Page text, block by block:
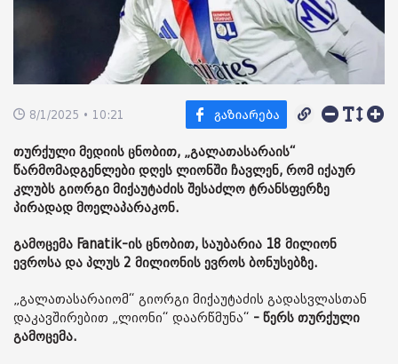
8/1/2025 • 10:21
თურქული მედიის ცნობით, „გალათასარაის“
წარმომადგენლები დღეს ლიონში ჩავლენ, რომ იქაურ
კლუბს გიორგი მიქაუტაძის შესაძლო ტრანსფერზე
პირადად მოელაპარაკონ.
გამოცემა Fanatik-ის ცნობით, საუბარია 18 მილიონ
ევროსა და პლუს 2 მილიონის ევროს ბონუსებზე.
„გალათასარაიომ“ გიორგი მიქაუტაძის გადასვლასთან
დაკავშირებით „ლიონი“ დაარწმუნა“ - წერს თურქული
გამოცემა.